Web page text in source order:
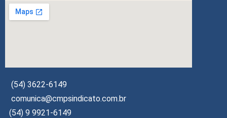
(54) 3622-6149
comunica@cmpsindicato.com.br
(54) 9 9921-6149